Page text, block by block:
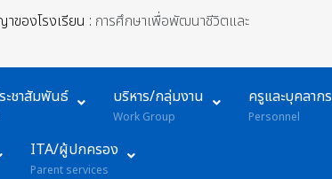
ของโรงเรียน : การศึกษาเพื่อพัฒนาชีวิตและ
ะชาสัมพันธ์ บริหาร/กลุ่มงาน
Work Group
ครูและบุคลากร
Personnel
ITA/ผู้ปกครอง
Parent services